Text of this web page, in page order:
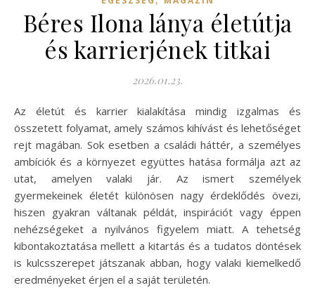
Béres Ilona lánya életútja
és karrierjének titkai
2026.01.23.
Az életút és karrier kialakítása mindig izgalmas és
összetett folyamat, amely számos kihívást és lehetőséget
rejt magában. Sok esetben a családi háttér, a személyes
ambíciók és a környezet együttes hatása formálja azt az
utat, amelyen valaki jár. Az ismert személyek
gyermekeinek életét különösen nagy érdeklődés övezi,
hiszen gyakran váltanak példát, inspirációt vagy éppen
nehézségeket a nyilvános figyelem miatt. A tehetség
kibontakoztatása mellett a kitartás és a tudatos döntések
is kulcsszerepet játszanak abban, hogy valaki kiemelkedő
eredményeket érjen el a saját területén.